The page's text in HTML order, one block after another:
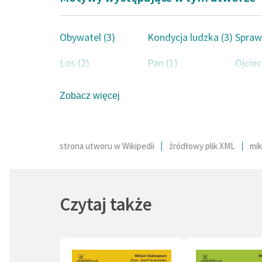
Zmarł
Stefan
Obywatel (3) Kondycja ludzka (3)
Los (2)
Pan (1)
Chciwość (1)
Konflikt (1)
Gość (1)
Zobacz więcej
strona utworu w Wikipedii źródłowy plik XML
Czytaj także